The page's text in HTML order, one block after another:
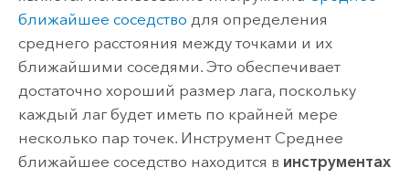
ближайшее соседство для определения
среднего расстояния между точками и их
ближайшими соседями. Это обеспечивает
достаточно хороший размер лага, поскольку
каждый лаг будет иметь по крайней мере
несколько пар точек. Инструмент Среднее
ближайшее соседство находится в инструментах